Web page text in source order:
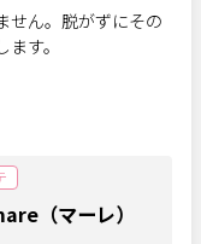
せん。脱がずにその
す。
（マーレ）